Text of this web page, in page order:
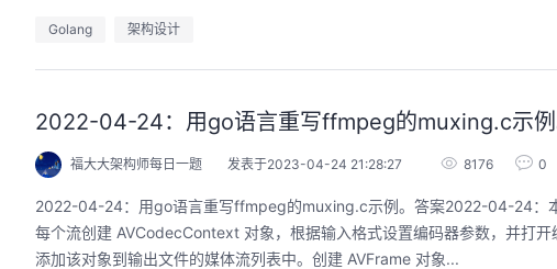
Golang 架构设计
2022-04-24：用go语言重写ffmpeg的muxing.c示例
福大大架构师每日一题 发表于2023-04-24 21:28:27 8176 0
2022-04-24：用go语言重写ffmpeg的muxing.c示例。答案2022-04-24：
每个流创建 AVCodecContext 对象，根据输入格式设置编码器参数，并打
添加该对象到输出文件的媒体流列表中。创建 AVFrame 对象...
用码
林华鼎
从入门